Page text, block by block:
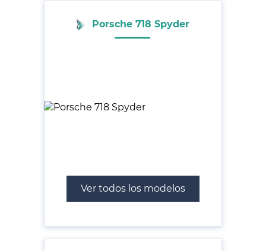
Porsche 718 Spyder
Ver todos los modelos